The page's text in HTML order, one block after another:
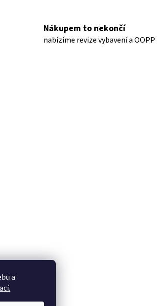
a
Nákupem to nekončí
nabízíme revize vybavení a OOPP
Pink Zebra